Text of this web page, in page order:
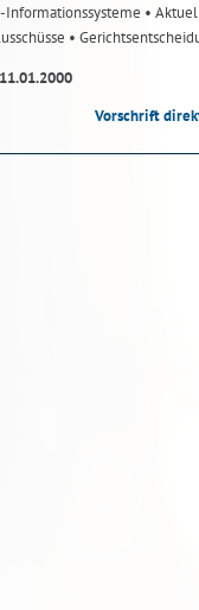
Informationssysteme •
•
Vorschrift